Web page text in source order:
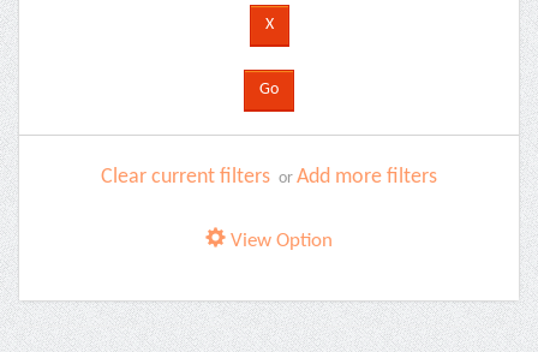
Clear current filters or Add more filters
View Option